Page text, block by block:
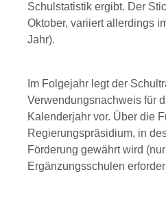
Schulstatistik ergibt. Der
Oktober, variiert allerdings
Jahr).
Im Folgejahr legt der
Verwendungsnachweis für
Kalenderjahr vor. Über die
Regierungspräsidium, in
Förderung gewährt wird
Ergänzungsschulen